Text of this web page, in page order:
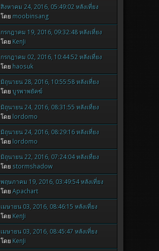
สิงหาคม 24, 2016, 05:49:02 หลังเที่ยง
โดย moobinsang
กรกฎาคม 19, 2016, 09:32:48 หลังเที่ยง
โดย KenJi
กรกฎาคม 02, 2016, 10:44:52 หลังเที่ยง
โดย haosuk
มิถุนายน 28, 2016, 10:55:58 หลังเที่ยง
โดยบูรพาพยัคฆ์
มิถุนายน 24, 2016, 08:31:55 หลังเที่ยง
โดย lordomo
มิถุนายน 24, 2016, 08:29:16 หลังเที่ยง
โดย lordomo
มิถุนายน 22, 2016, 07:24:04 หลังเที่ยง
โดย stormshadow
พฤษภาคม 19, 2016, 03:49:54 หลังเที่ยง
โดยApachart
เมษายน 03, 2016, 08:46:15 หลังเที่ยง
โดย KenJi
เมษายน 03, 2016, 08:45:47 หลังเที่ยง
โดย KenJi